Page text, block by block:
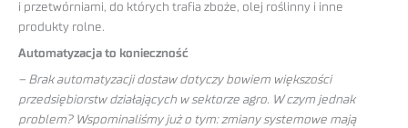
i przetwórniami, do których trafia zboże, olej roślinny i inne
produkty rolne.
Automatyzacja to konieczność
– Brak automatyzacji dostaw dotyczy bowiem większości
przedsiębiorstw działających w sektorze agro. W czym jednak
problem? Wspominaliśmy już o tym: zmiany systemowe mają